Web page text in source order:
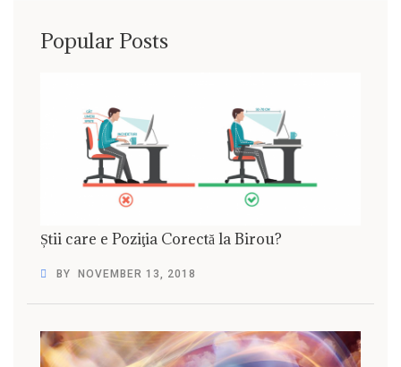
Popular Posts
Știi care e Poziţia Corectă la Birou?
BY NOVEMBER 13, 2018